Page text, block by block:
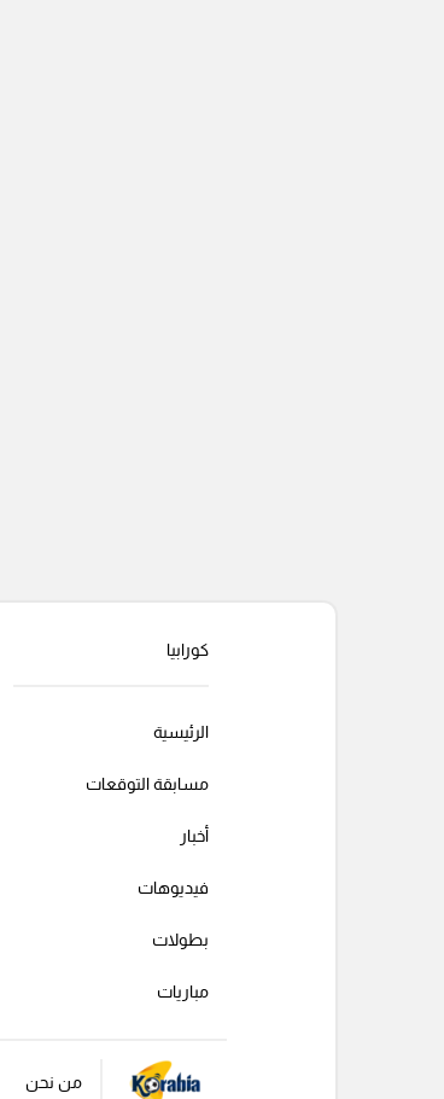
كورابيا
الرئيسية
مسابقة التوقعات
أخبار
فيديوهات
بطولات
مباريات
من نحن